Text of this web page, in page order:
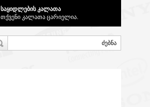
საყიდლების კალათა
თქვენი კალათა ცარიელია.